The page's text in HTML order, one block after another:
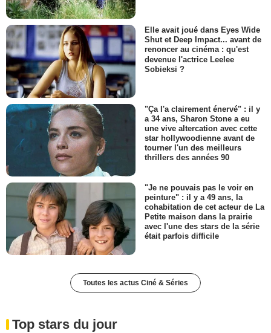
Elle avait joué dans Eyes Wide
Shut et Deep Impact... avant de
renoncer au cinéma : qu'est
devenue l'actrice Leelee
Sobieksi ?
"Ça l'a clairement énervé" : il y
a 34 ans, Sharon Stone a eu
une vive altercation avec cette
star hollywoodienne avant de
tourner l'un des meilleurs
thrillers des années 90
"Je ne pouvais pas le voir en
peinture" : il y a 49 ans, la
cohabitation de cet acteur de La
Petite maison dans la prairie
avec l'une des stars de la série
était parfois difficile
Toutes les actus Ciné & Séries
Top stars du jour